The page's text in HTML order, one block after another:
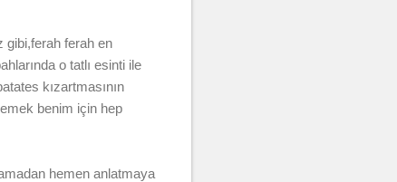
gibi,ferah ferah en
o tatlı esinti ile
kızartmasının
benim için hep
hemen anlatmaya